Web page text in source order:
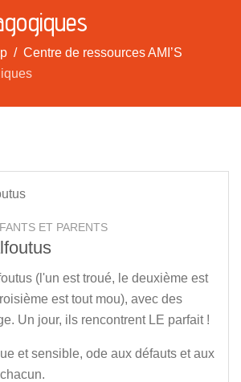
Centre de ressources AMI’S
ET PARENTS
(l'un est troué, le deuxième est
est tout mou), avec des
Un jour, ils rencontrent LE parfait !
et sensible, ode aux défauts et aux